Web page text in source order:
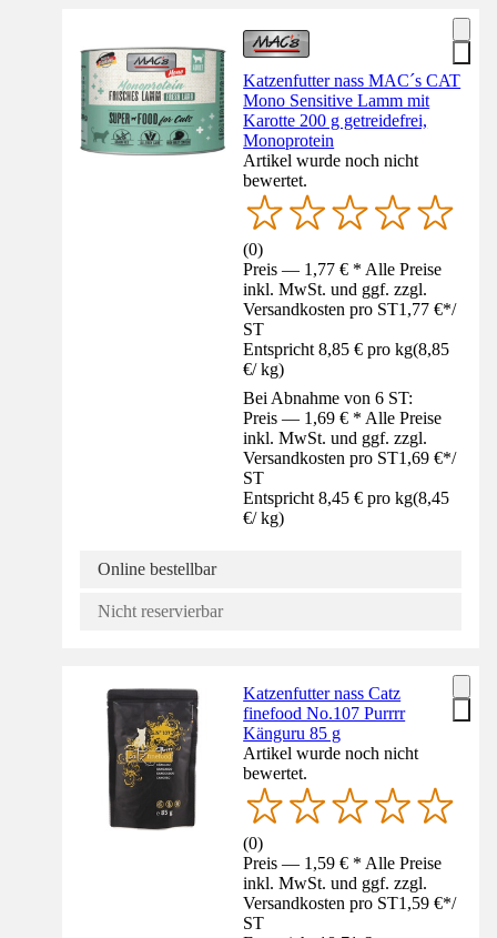
Katzenfutter nass MAC´s CAT
Mono Sensitive Lamm mit
Karotte 200 g getreidefrei,
Monoprotein
Artikel wurde noch nicht
bewertet.
(0)
Preis — 1,77 € * Alle Preise
inkl. MwSt. und ggf. zzgl.
Versandkosten pro ST1,77 €*/
ST
Entspricht 8,85 € pro kg(8,85
€/ kg)
Bei Abnahme von 6 ST:
Preis — 1,69 € * Alle Preise
inkl. MwSt. und ggf. zzgl.
Versandkosten pro ST1,69 €*/
ST
Entspricht 8,45 € pro kg(8,45
€/ kg)
Online bestellbar
Nicht reservierbar
Katzenfutter nass Catz
finefood No.107 Purrrr
Känguru 85 g
Artikel wurde noch nicht
bewertet.
(0)
Preis — 1,59 € * Alle Preise
inkl. MwSt. und ggf. zzgl.
Versandkosten pro ST1,59 €*/
ST